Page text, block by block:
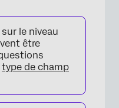
×
le niveau
être
type de champ